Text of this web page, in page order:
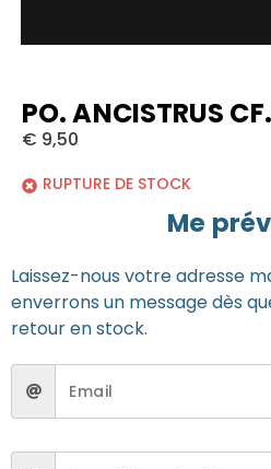
PO. ANCISTRUS
€ 9,50
RUPTURE DE STOCK
Me
Laissez-nous votre adresse
enverrons un message dès
retour en stock.